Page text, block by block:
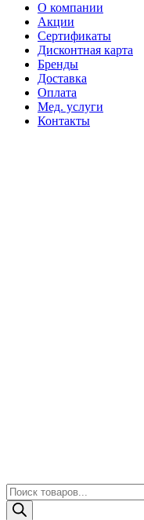
О компании
Акции
Сертификаты
Дисконтная карта
Бренды
Доставка
Оплата
Мед. услуги
Контакты
Поиск
товаров